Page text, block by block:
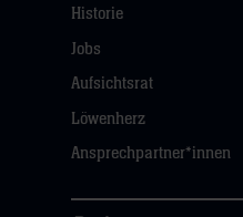
Navigation
öffnen,
dann
hier
Historie
Jobs
Aufsichtsrat
Löwenherz
Ansprechpartner*innen